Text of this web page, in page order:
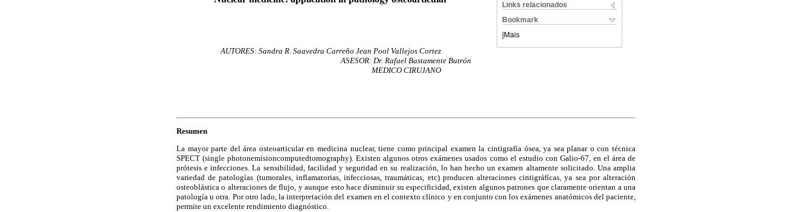
Links relacionados
Bookmark
Mais
AUTORES: Sandra R. Saavedra Carreño Jean Pool Vallejos Cortez
ASESOR: Dr. Rafael Bastamente Butrón
MEDICO CIRUJANO
Resumen
La mayor parte del área osteoarticular en medicina nuclear, tiene como principal examen la cintigrafía ósea, ya sea planar o con técnica
SPECT (single photonemisioncomputedtomography). Existen algunos otros exámenes usados como el estudio con Galio-67, en el área de
prótesis e infecciones. La sensibilidad, facilidad y seguridad en su realización, lo han hecho un examen altamente solicitado. Una amplia
variedad de patologías (tumorales, inflamatorias, infecciosas, traumáticas, etc) producen alteraciones cintigráfícas, ya sea por alteración
osteoblástica o alteraciones de flujo, y aunque esto hace disminuir su especificidad, existen algunos patrones que claramente orientan a una
patología u otra. Por otro lado, la interpretación del examen en el contexto clínico y en conjunto con los exámenes anatómicos del paciente,
permite un excelente rendimiento diagnóstico.